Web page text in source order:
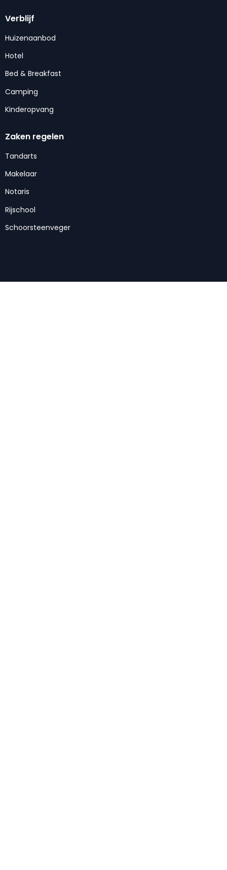
Verblijf
Huizenaanbod
Hotel
Bed & Breakfast
Camping
Kinderopvang
Zaken regelen
Tandarts
Makelaar
Notaris
Rijschool
Schoorsteenveger